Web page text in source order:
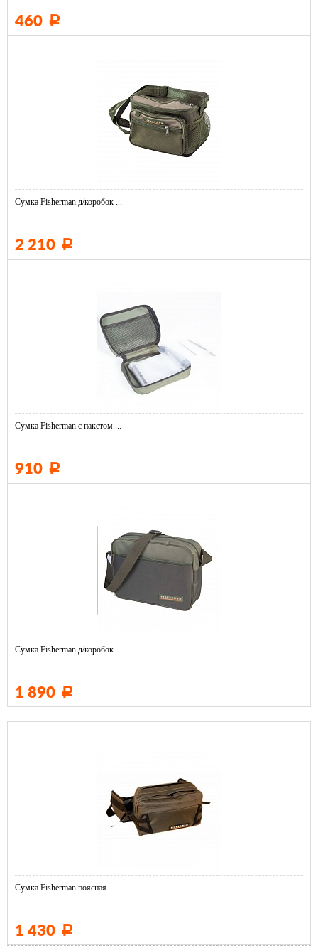
460 Р
Сумка Fisherman д/коробок ...
2 210 Р
Сумка Fisherman с пакетом ...
910 Р
Сумка Fisherman д/коробок ...
1 890 Р
Сумка Fisherman поясная ...
1 430 Р